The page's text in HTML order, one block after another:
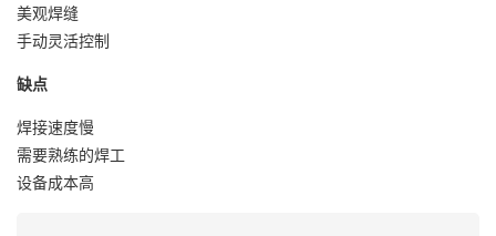
美观焊缝
手动灵活控制
缺点
焊接速度慢
需要熟练的焊工
设备成本高